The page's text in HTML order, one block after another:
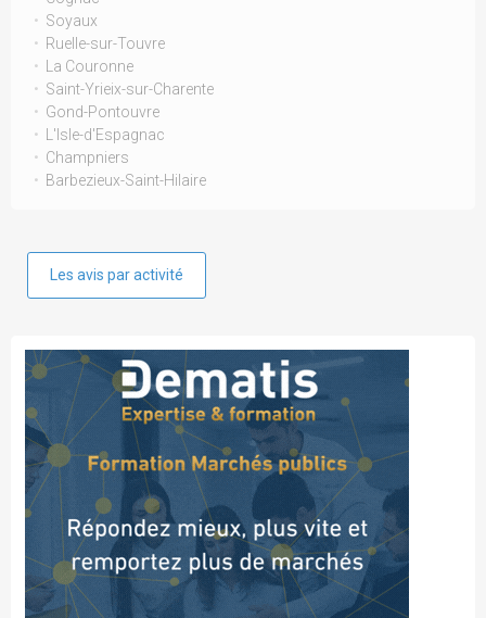
Soyaux
Ruelle-sur-Touvre
La Couronne
Saint-Yrieix-sur-Charente
Gond-Pontouvre
L'Isle-d'Espagnac
Champniers
Barbezieux-Saint-Hilaire
Les avis par activité